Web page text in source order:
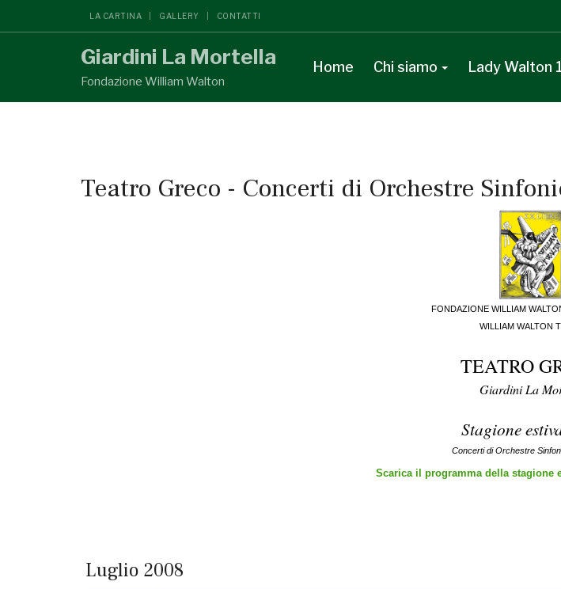
LA CARTINA GALLERY CONTATTI
Giardini La Mortella
Fondazione William Walton
Home Chi siamo Lady Walton
Teatro Greco - Concerti di Orchestre
FONDAZIONE WILLIAM
WILLIAM WALTON
TEATRO
Giardini La
Stagione
Concerti di Orchestre
Scarica il programma della stagione
Luglio 2008